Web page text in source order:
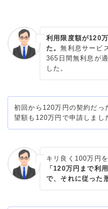
利用限度額が120
た。無利息サービ
365日間無利息が
した。
初回から120万円の契約だっ
望額も120万円で申請しまし
キリ良く100万円
「120万円まで利
で、それに従った